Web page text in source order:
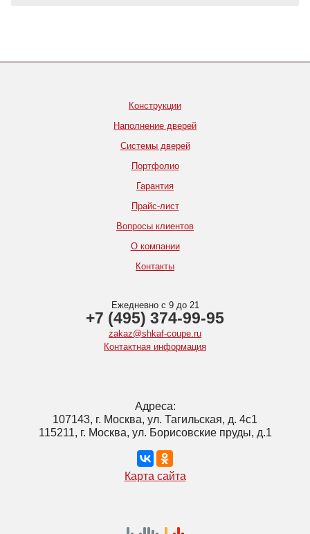
Конструкции
Наполнение дверей
Системы дверей
Портфолио
Гарантия
Прайс-лист
Вопросы клиентов
О компании
Контакты
Ежедневно с 9 до 21
+7 (495) 374-99-95
zakaz@shkaf-coupe.ru
Контактная информация
Адреса:
107143, г. Москва, ул. Тагильская, д. 4с1
115211, г. Москва, ул. Борисовские пруды, д.1
Карта сайта